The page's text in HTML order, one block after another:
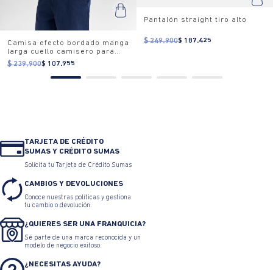
Camisa efecto bordado manga
larga cuello camisero para
hombre
$ 239.900$ 107.955
Pantalón straight tiro alto
$ 249.900$ 187.425
TARJETA DE CRÉDITO
SUMAS Y CRÉDITO SUMAS
Solicita tu Tarjeta de Crédito Sumas
CAMBIOS Y DEVOLUCIONES
Conoce nuestras políticas y gestiona
tu cambio o devolución.
¿QUIERES SER UNA FRANQUICIA?
Sé parte de una marca reconocida y un
modelo de negocio exitoso.
¿NECESITAS AYUDA?